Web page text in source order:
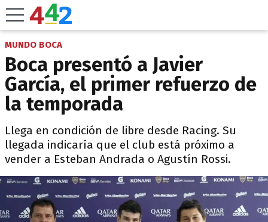
MUNDO BOCA
Boca presentó a Javier
García, el primer refuerzo de
la temporada
Llega en condición de libre desde Racing. Su
llegada indicaría que el club está próximo a
vender a Esteban Andrada o Agustín Rossi.